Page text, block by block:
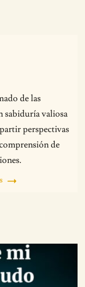
de las
sabiduría valiosa
perspectivas
de